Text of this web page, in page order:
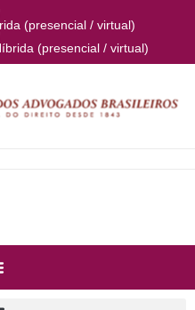
(presencial / virtual)
(presencial / virtual)